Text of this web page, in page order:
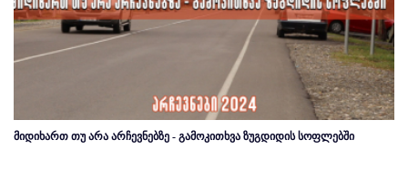
მიდიხართ თუ არა არჩევნებზე - გამოკითხვა ზუგდიდის სოფლებში